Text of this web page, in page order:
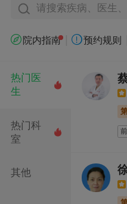
请搜索疾病、医生、
 院内指南 预约规则
热门医
生

热门科
室

其他